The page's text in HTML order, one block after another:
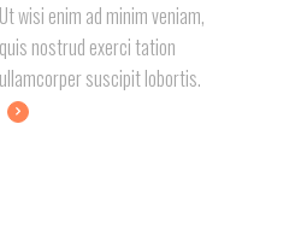
Ut wisi enim ad minim veniam,
quis nostrud exerci tation
ullamcorper suscipit lobortis.